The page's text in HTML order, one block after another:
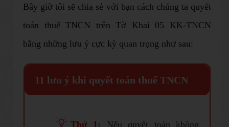
Bây giờ tôi sẽ chia sẻ với bạn cách chúng ta quyết
toán thuế TNCN trên Tờ Khai 05 KK-TNCN
bằng những lưu ý cực kỳ quan trọng như sau:
11 lưu ý khi quyết toán thuế TNCN
Thứ 1:
Nếu quyết toán không